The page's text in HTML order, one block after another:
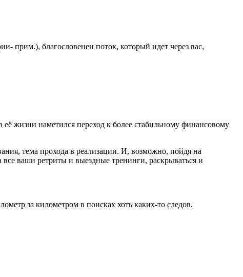
прим.), благословенен поток, который идет через вас,
её жизни наметился переход к более стабильному финансовому
тема прохода в реализации. И, возможно, пойдя на
ваши ретриты и выездные тренинги, раскрываться и
за километром в поисках хоть каких-то следов.